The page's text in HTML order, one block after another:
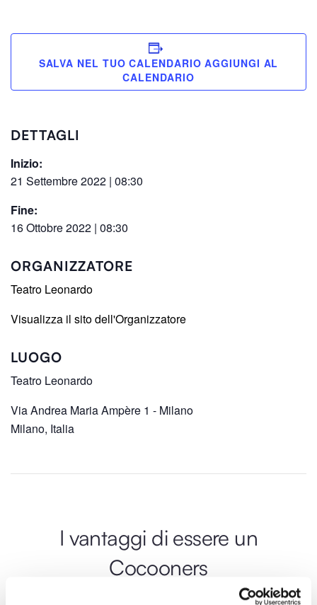
SALVA NEL TUO CALENDARIO
DETTAGLI
Inizio:
21 Settembre 2022 | 08:30
Fine:
16 Ottobre 2022 | 08:30
ORGANIZZATORE
Teatro Leonardo
Visualizza il sito dell'Organizzatore
LUOGO
Teatro Leonardo
Via Andrea Maria Ampère 1 - Milano
Milano, Italia
I vantaggi di essere un
Cocooners